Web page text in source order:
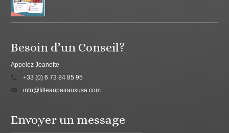
Besoin d’un Conseil?
Appelez Jeanette
+33 (0) 6 73 84 85 95
info@filleaupairauxusa.com
Envoyer un message